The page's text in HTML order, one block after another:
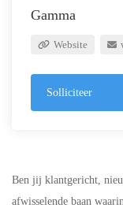
Gamma
Website
Solliciteer
Ben jij klantgericht,
afwisselende baan